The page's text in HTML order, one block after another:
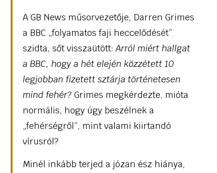
A GB News műsorvezetője, Darren Grimes
a BBC „folyamatos faji heccelődését”
szidta, sőt visszaütött:Arról miért hallgat
a BBC, hogy a hét elején közzétett 10
legjobban fizetett sztárja történetesen
mind fehér?Grimes megkérdezte, mióta
normális, hogy úgy beszélnek a
„fehérségről”, mint valami kiirtandó
vírusról?
Minél inkább terjed a józan ész hiánya,